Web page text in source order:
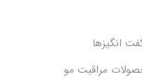
انگيزها
مراقبت مو